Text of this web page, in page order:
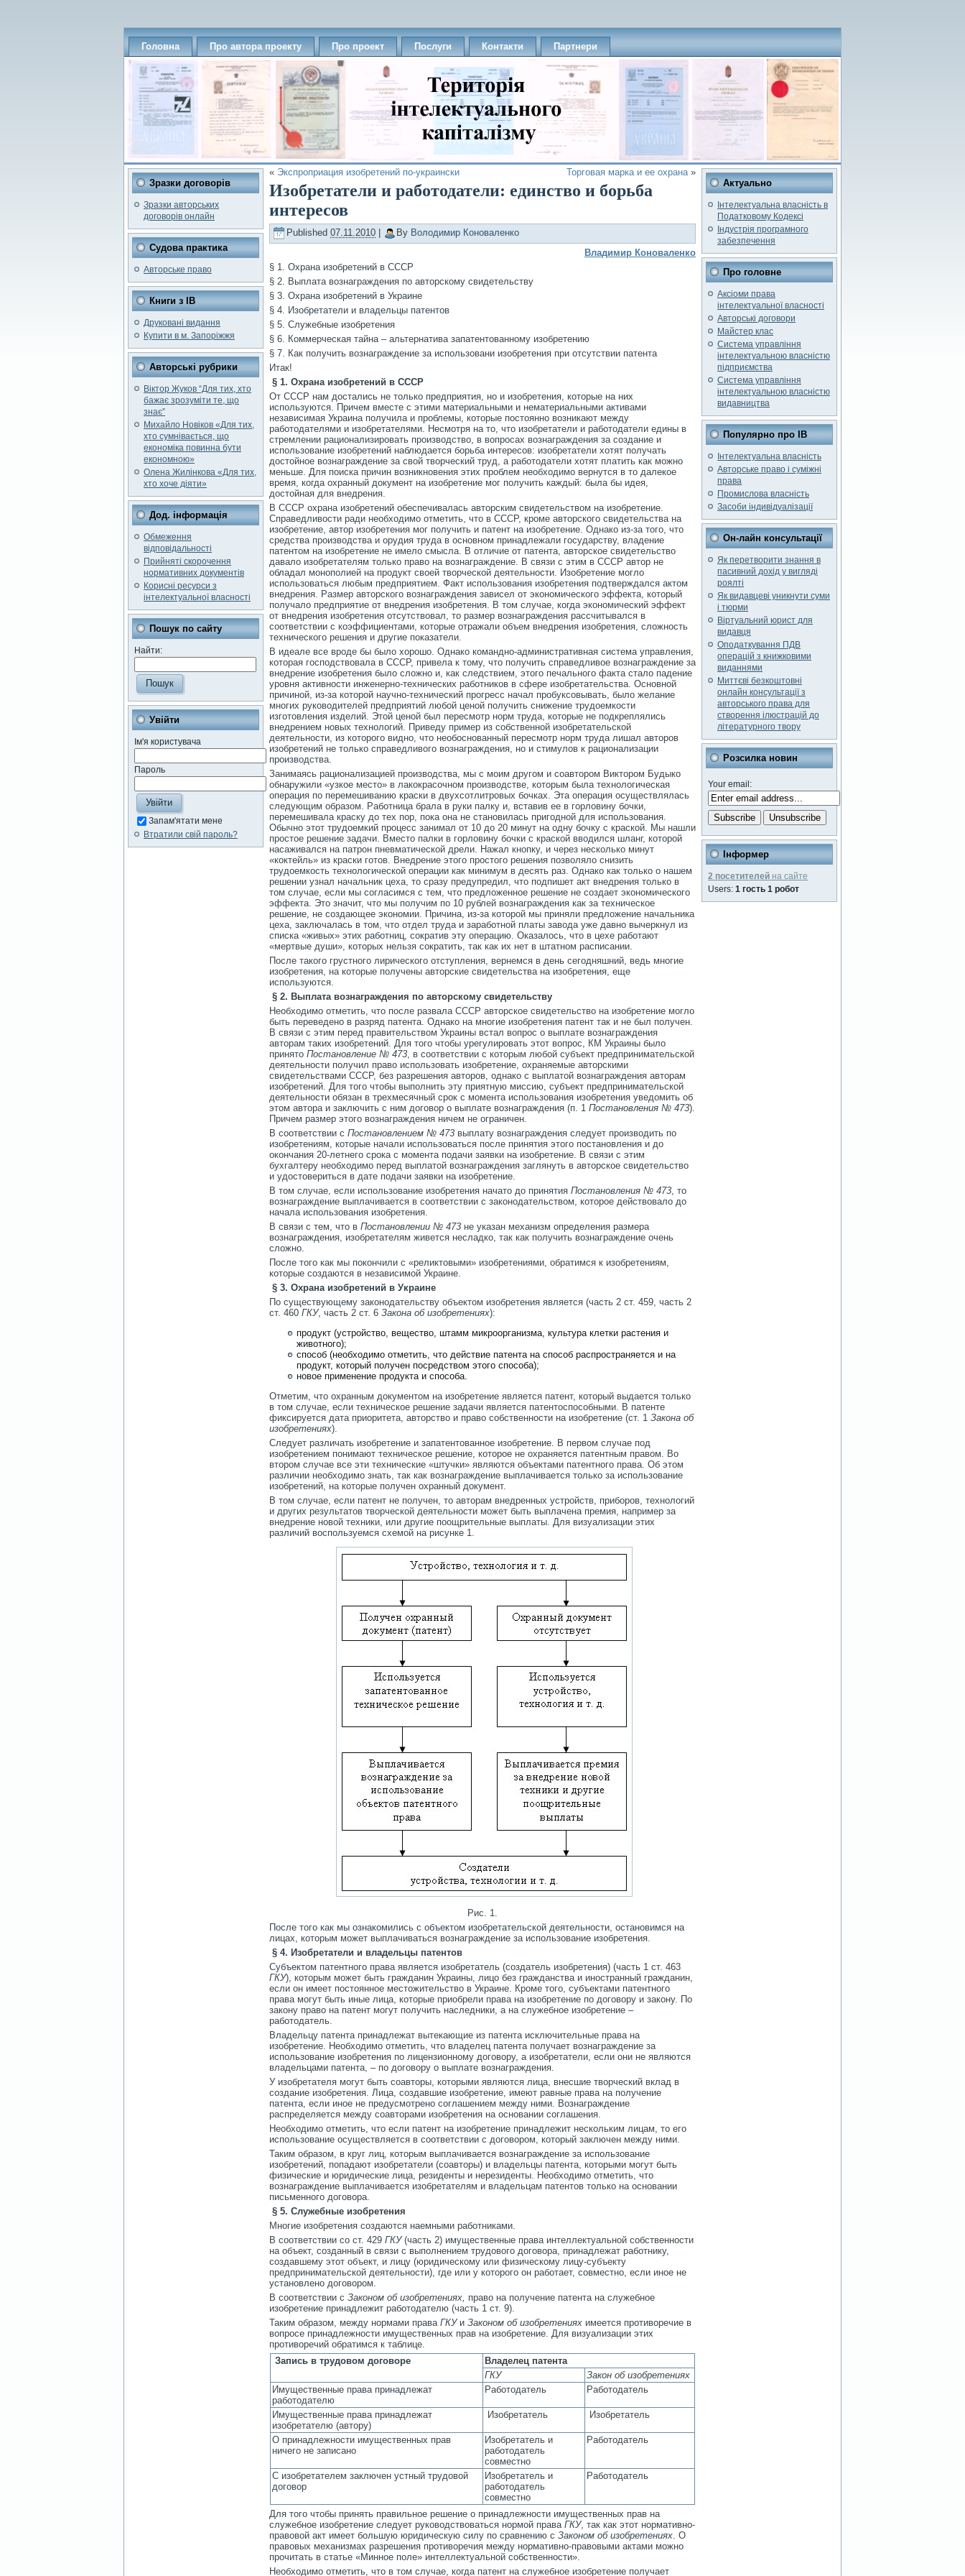
Головна Про автора проекту Про проект Послуги Контакти Партнери
Зразки договорів
Зразки авторських
договорів онлайн
Судова практика
Авторське право
Книги з ІВ
Друковані видання
Купити в м. Запоріжжя
Авторські рубрики
Віктор Жуков “Для тих, хто
бажає зрозуміти те, що
знає”
Михайло Новіков «Для тих,
хто сумнівається, що
економіка повинна бути
економною»
Олена Жилінкова «Для тих,
хто хоче діяти»
Дод. інформація
Обмеження
відповідальності
Прийняті скорочення
нормативних документів
Корисні ресурси з
інтелектуальної власності
Пошук по сайту
Найти:
Увійти
Ім'я користувача
Пароль
Запам'ятати мене
Втратили свій пароль?
« Экспроприация изобретений по-украински Торговая марка и ее охрана»
Изобретатели и работодатели: единство и борьба
интересов
Published 07.11.2010 By Володимир Коноваленко
Владимир Коноваленко
§ 1. Охрана изобретений в СССР
§ 2. Выплата вознаграждения по авторскому свидетельству
§ 3. Охрана изобретений в Украине
§ 4. Изобретатели и владельцы патентов
§ 5. Служебные изобретения
§ 6. Коммерческая тайна – альтернатива запатентованному изобретению
§ 7. Как получить вознаграждение за использовани изобретения при отсутствии патента
Итак!
§ 1. Охрана изобретений в СССР
От СССР нам достались не только предприятия, но и изобретения, которые на них
используются. Причем вместе с этими материальными и нематериальными активами
независимая Украина получила и проблемы, которые постоянно возникают между
работодателями и изобретателями. Несмотря на то, что изобретатели и работодатели едины в
стремлении рационализировать производство, в вопросах вознаграждения за создание и
использование изобретений наблюдается борьба интересов: изобретатели хотят получать
достойное вознаграждение за свой творческий труд, а работодатели хотят платить как можно
меньше. Для поиска причин возникновения этих проблем необходимо вернутся в то далекое
время, когда охранный документ на изобретение мог получить каждый: была бы идея,
достойная для внедрения.
В СССР охрана изобретений обеспечивалась авторским свидетельством на изобретение.
Справедливости ради необходимо отметить, что в СССР, кроме авторского свидетельства на
изобретение, автор изобретения мог получить и патент на изобретение. Однако из-за того, что
средства производства и орудия труда в основном принадлежали государству, владение
патентом на изобретение не имело смысла. В отличие от патента, авторское свидетельство
давало изобретателям только право на вознаграждение. В связи с этим в СССР автор не
обладал монополией на продукт своей творческой деятельности. Изобретение могло
использоваться любым предприятием. Факт использования изобретения подтверждался актом
внедрения. Размер авторского вознаграждения зависел от экономического эффекта, который
получало предприятие от внедрения изобретения. В том случае, когда экономический эффект
от внедрения изобретения отсутствовал, то размер вознаграждения рассчитывался в
соответствии с коэффициентами, которые отражали объем внедрения изобретения, сложность
технического решения и другие показатели.
В идеале все вроде бы было хорошо. Однако командно-административная система управления,
которая господствовала в СССР, привела к тому, что получить справедливое вознаграждение за
внедрение изобретения было сложно и, как следствием, этого печального факта стало падение
уровня активности инженерно-технических работников в сфере изобретательства. Основной
причиной, из-за которой научно-технический прогресс начал пробуксовывать, было желание
многих руководителей предприятий любой ценой получить снижение трудоемкости
изготовления изделий. Этой ценой был пересмотр норм труда, которые не подкреплялись
внедрением новых технологий. Приведу пример из собственной изобретательской
деятельности, из которого видно, что необоснованный пересмотр норм труда лишал авторов
изобретений не только справедливого вознаграждения, но и стимулов к рационализации
производства.
Занимаясь рационализацией производства, мы с моим другом и соавтором Виктором Будыко
обнаружили «узкое место» в лакокрасочном производстве, которым была технологическая
операция по перемешиванию краски в двухсотлитровых бочках. Эта операция осуществлялась
следующим образом. Работница брала в руки палку и, вставив ее в горловину бочки,
перемешивала краску до тех пор, пока она не становилась пригодной для использования.
Обычно этот трудоемкий процесс занимал от 10 до 20 минут на одну бочку с краской. Мы нашли
простое решение задачи. Вместо палки в горловину бочки с краской вводился шланг, которой
насаживался на патрон пневматической дрели. Нажал кнопку, и через несколько минут
«коктейль» из краски готов. Внедрение этого простого решения позволяло снизить
трудоемкость технологической операции как минимум в десять раз. Однако как только о нашем
решении узнал начальник цеха, то сразу предупредил, что подпишет акт внедрения только в
том случае, если мы согласимся с тем, что предложенное решение не создает экономического
эффекта. Это значит, что мы получим по 10 рублей вознаграждения как за техническое
решение, не создающее экономии. Причина, из-за которой мы приняли предложение начальника
цеха, заключалась в том, что отдел труда и заработной платы завода уже давно вычеркнул из
списка «живых» этих работниц, сократив эту операцию. Оказалось, что в цехе работают
«мертвые души», которых нельзя сократить, так как их нет в штатном расписании.
После такого грустного лирического отступления, вернемся в день сегодняшний, ведь многие
изобретения, на которые получены авторские свидетельства на изобретения, еще
используются.
§ 2. Выплата вознаграждения по авторскому свидетельству
Необходимо отметить, что после развала СССР авторское свидетельство на изобретение могло
быть переведено в разряд патента. Однако на многие изобретения патент так и не был получен.
В связи с этим перед правительством Украины встал вопрос о выплате вознаграждения
авторам таких изобретений. Для того чтобы урегулировать этот вопрос, КМ Украины было
принято Постановление № 473, в соответствии с которым любой субъект предпринимательской
деятельности получил право использовать изобретение, охраняемые авторскими
свидетельствами СССР, без разрешения авторов, однако с выплатой вознаграждения авторам
изобретений. Для того чтобы выполнить эту приятную миссию, субъект предпринимательской
деятельности обязан в трехмесячный срок с момента использования изобретения уведомить об
этом автора и заключить с ним договор о выплате вознаграждения (п. 1 Постановления № 473).
Причем размер этого вознаграждения ничем не ограничен.
В соответствии с Постановлением № 473 выплату вознаграждения следует производить по
изобретениям, которые начали использоваться после принятия этого постановления и до
окончания 20-летнего срока с момента подачи заявки на изобретение. В связи с этим
бухгалтеру необходимо перед выплатой вознаграждения заглянуть в авторское свидетельство
и удостовериться в дате подачи заявки на изобретение.
В том случае, если использование изобретения начато до принятия Постановления № 473, то
вознаграждение выплачивается в соответствии с законодательством, которое действовало до
начала использования изобретения.
В связи с тем, что в Постановлении № 473 не указан механизм определения размера
вознаграждения, изобретателям живется несладко, так как получить вознаграждение очень
сложно.
После того как мы покончили с «реликтовыми» изобретениями, обратимся к изобретениям,
которые создаются в независимой Украине.
§ 3. Охрана изобретений в Украине
По существующему законодательству объектом изобретения является (часть 2 ст. 459, часть 2
ст. 460 ГКУ, часть 2 ст. 6 Закона об изобретениях):
продукт (устройство, вещество, штамм микроорганизма, культура клетки растения и
животного);
способ (необходимо отметить, что действие патента на способ распространяется и на
продукт, который получен посредством этого способа);
новое применение продукта и способа.
Отметим, что охранным документом на изобретение является патент, который выдается только
в том случае, если техническое решение задачи является патентоспособными. В патенте
фиксируется дата приоритета, авторство и право собственности на изобретение (ст. 1 Закона об
изобретениях).
Следует различать изобретение и запатентованное изобретение. В первом случае под
изобретением понимают техническое решение, которое не охраняется патентным правом. Во
втором случае все эти технические «штучки» являются объектами патентного права. Об этом
различии необходимо знать, так как вознаграждение выплачивается только за использование
изобретений, на которые получен охранный документ.
В том случае, если патент не получен, то авторам внедренных устройств, приборов, технологий
и других результатов творческой деятельности может быть выплачена премия, например за
внедрение новой техники, или другие поощрительные выплаты. Для визуализации этих
различий воспользуемся схемой на рисунке 1.
Рис. 1.
После того как мы ознакомились с объектом изобретательской деятельности, остановимся на
лицах, которым может выплачиваться вознаграждение за использование изобретения.
§ 4. Изобретатели и владельцы патентов
Субъектом патентного права является изобретатель (создатель изобретения) (часть 1 ст. 463
ГКУ), которым может быть гражданин Украины, лицо без гражданства и иностранный гражданин,
если он имеет постоянное местожительство в Украине. Кроме того, субъектами патентного
права могут быть иные лица, которые приобрели права на изобретение по договору и закону. По
закону право на патент могут получить наследники, а на служебное изобретение –
работодатель.
Владельцу патента принадлежат вытекающие из патента исключительные права на
изобретение. Необходимо отметить, что владелец патента получает вознаграждение за
использование изобретения по лицензионному договору, а изобретатели, если они не являются
владельцами патента, – по договору о выплате вознаграждения.
У изобретателя могут быть соавторы, которыми являются лица, внесшие творческий вклад в
создание изобретения. Лица, создавшие изобретение, имеют равные права на получение
патента, если иное не предусмотрено соглашением между ними. Вознаграждение
распределяется между соавторами изобретения на основании соглашения.
Необходимо отметить, что если патент на изобретение принадлежит нескольким лицам, то его
использование осуществляется в соответствии с договором, который заключен между ними.
Таким образом, в круг лиц, которым выплачивается вознаграждение за использование
изобретений, попадают изобретатели (соавторы) и владельцы патента, которыми могут быть
физические и юридические лица, резиденты и нерезиденты. Необходимо отметить, что
вознаграждение выплачивается изобретателям и владельцам патентов только на основании
письменного договора.
§ 5. Служебные изобретения
Многие изобретения создаются наемными работниками.
В соответствии со ст. 429 ГКУ(часть 2) имущественные права интеллектуальной собственности
на объект, созданный в связи с выполнением трудового договора, принадлежат работнику,
создавшему этот объект, и лицу (юридическому или физическому лицу-субъекту
предпринимательской деятельности), где или у которого он работает, совместно, если иное не
установлено договором.
В соответствии с Законом об изобретениях, право на получение патента на служебное
изобретение принадлежит работодателю (часть 1 ст. 9).
Таким образом, между нормами права ГКУи Законом об изобретениях имеется противоречие в
вопросе принадлежности имущественных прав на изобретение. Для визуализации этих
противоречий обратимся к таблице.
Запись в трудовом договоре
Владелец патента
ГКУ
Закон об изобретениях
Имущественные права принадлежат
работодателю
Работодатель Работодатель
Имущественные права принадлежат
изобретателю (автору)
Изобретатель Изобретатель
О принадлежности имущественных прав
ничего не записано
Изобретатель и
работодатель
совместно
Работодатель
С изобретателем заключен устный трудовой
договор
Изобретатель и
работодатель
совместно
Работодатель
Для того чтобы принять правильное решение о принадлежности имущественных прав на
служебное изобретение следует руководствоваться нормой права ГКУ, так как этот нормативно-
правовой акт имеет большую юридическую силу по сравнению с Законом об изобретениях. О
правовых механизмах разрешения противоречия между нормативно-правовыми актами можно
прочитать в статье «Минное поле» интеллектуальной собственности».
Необходимо отметить, что в том случае, когда патент на служебное изобретение получает
Актуально
Інтелектуальна власність в
Податковому Кодексі
Індустрія програмного
забезпечення
Про головне
Аксіоми права
інтелектуальної власності
Авторські договори
Майстер клас
Система управління
інтелектуальною власністю
підприємства
Система управління
інтелектуальною власністю
видавництва
Популярно про ІВ
Інтелектуальна власність
Авторське право і суміжні
права
Промислова власність
Засоби індивідуалізації
Он-лайн консультації
Як перетворити знання в
пасивний дохід у вигляді
роялті
Як видавцеві уникнути суми
і тюрми
Віртуальний юрист для
видавця
Оподаткування ПДВ
операцій з книжковими
виданнями
Миттєві безкоштовні
онлайн консультації з
авторського права для
створення ілюстрацій до
літературного твору
Розсилка новин
Your email:
Інформер
2 посетителей на сайте
Users: 1 гость 1 робот